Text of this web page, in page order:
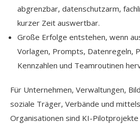
abgrenzbar, datenschutzarm,
kurzer Zeit auswertbar.
Große Erfolge entstehen, wenn
Vorlagen, Prompts, Datenregeln,
Kennzahlen und Teamroutinen
Für Unternehmen, Verwaltungen,
soziale Träger, Verbände und
Organisationen sind KI-